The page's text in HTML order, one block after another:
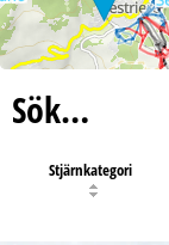
Sök…
Stjärnkategori